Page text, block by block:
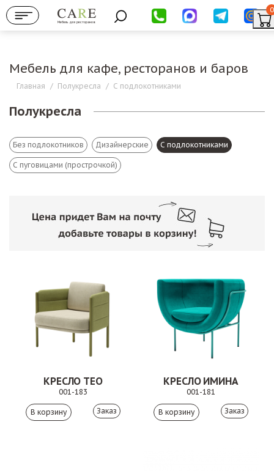
Мебель для ресторанов
0
Мебель для кафе, ресторанов и баров
Главная / Полукресла / С подлокотниками
Полукресла
Без подлокотников Дизайнерские С подлокотниками
С пуговицами (прострочкой)
КРЕСЛО ТЕО
001-183
Заказ
КРЕСЛО ИМИНА
001-181
Заказ